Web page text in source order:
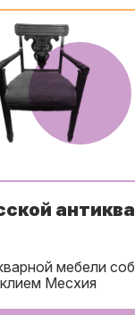
мебели
Месхия